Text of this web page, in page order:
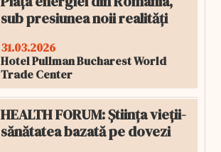
sub presiunea noii realități
31.03.2026
Hotel Pullman Bucharest World
Trade Center
HEALTH FORUM: Știința vieții-
sănătatea bazată pe dovezi